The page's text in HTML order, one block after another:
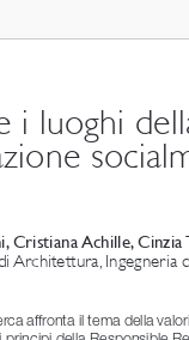
Cristiana Achille, Cinzia
Architettura, Ingegneria
i luoghi
affronta il tema della
principi della Responsible